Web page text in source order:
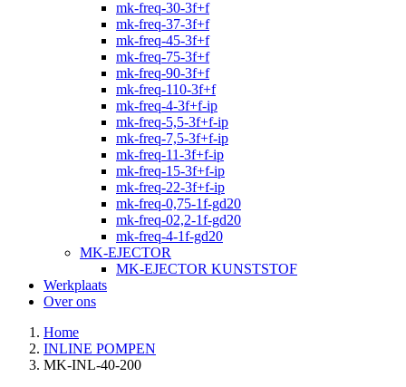
mk-freq-30-3f+f
mk-freq-37-3f+f
mk-freq-45-3f+f
mk-freq-75-3f+f
mk-freq-90-3f+f
mk-freq-110-3f+f
mk-freq-4-3f+f-ip
mk-freq-5,5-3f+f-ip
mk-freq-7,5-3f+f-ip
mk-freq-11-3f+f-ip
mk-freq-15-3f+f-ip
mk-freq-22-3f+f-ip
mk-freq-0,75-1f-gd20
mk-freq-02,2-1f-gd20
mk-freq-4-1f-gd20
MK-EJECTOR
MK-EJECTOR KUNSTSTOF
Werkplaats
Over ons
Home
INLINE POMPEN
MK-INL-40-200